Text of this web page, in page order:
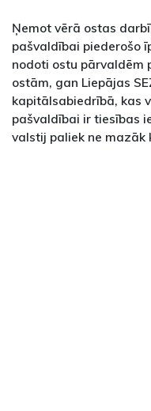
Ņemot vērā ostas
pašvaldībai piederošo
nodoti ostu pārvaldēm
ostām, gan Liepājas
kapitālsabiedrībā, kas
pašvaldībai ir tiesības
valstij paliek ne mazāk